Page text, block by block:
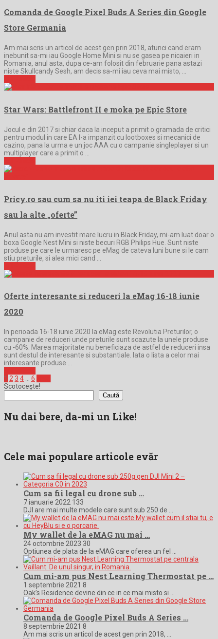
Comanda de Google Pixel Buds A Series din Google
Store Germania
Am mai scris un articol de acest gen prin 2018, atunci cand eram
inebunit sa-mi iau Google Home Mini si nu se gasea pe nicaieri in
Romania, anul asta, dupa ce-am folosit din februarie pana astazi
niste Skullcandy Sesh, am decis sa-mi iau ceva mai misto, …
Star Wars: Battlefront II e moka pe Epic Store
Jocul e din 2017 si chiar daca la inceput a primit o gramada de critici
pentru modul in care EA l-a impanzit cu lootboxes si mecanici de
cazino, pana la urma e un joc AAA cu o campanie singleplayer si un
multiplayer care a primit o …
Pricy.ro sau cum sa nu iti iei teapa de Black Friday
sau la alte „oferte”
Anul asta nu am investit mare lucru in Black Friday, mi-am luat doar o
boxa Google Nest Mini si niste becuri RGB Philips Hue. Sunt niste
produse pe care le urmaresc pe eMag de cateva luni bune si le cam
stiu preturile, si alea mici cand …
Oferte interesante si reduceri la eMag 16-18 iunie
2020
In perioada 16-18 iunie 2020 la eMag este Revolutia Preturilor, o
campanie de reduceri unde preturile sunt scazute la unele produse
cu -60%. Marea majoritate nu beneficiaza de astfel de reduceri insa
sunt destul de interesante si substantiale. Iata o lista a celor mai
interesante produse …
Paginație
articole
1 23 4 … 6
Scotocește!
Caută
Nu dai bere, da-mi un Like!
Cele mai populare articole evăr
Cum sa fii legal cu drone sub …
7 ianuarie 2022 133
DJI are mai multe modele care sunt sub 250 de …
My wallet de la eMAG nu mai …
24 octombrie 2023 30
Optiunea de plata de la eMAG care oferea un fel …
Cum mi-am pus Nest Learning Thermostat pe …
1 septembrie 2021 8
Oak’s Residence devine din ce in ce mai misto si …
Comanda de Google Pixel Buds A Series …
8 septembrie 2021 8
Am mai scris un articol de acest gen prin 2018, …